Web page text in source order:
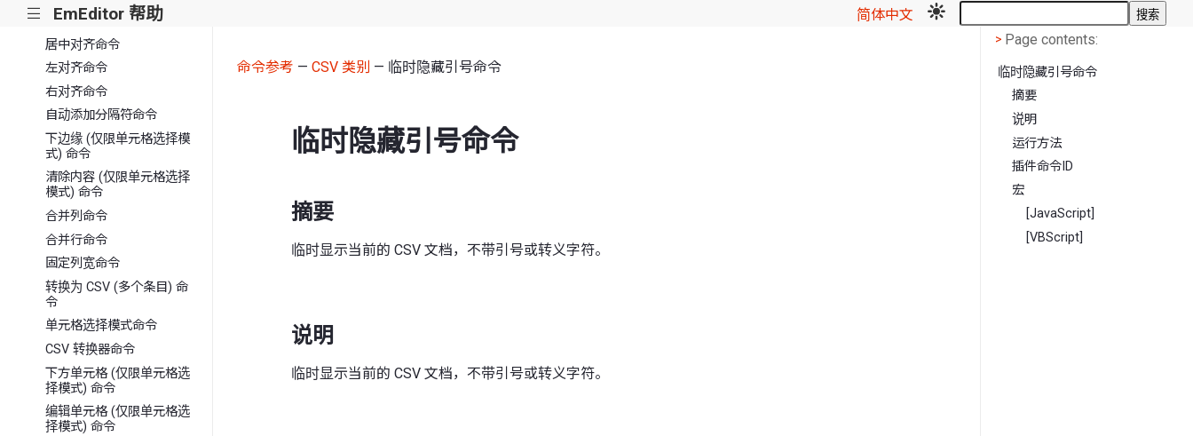
||| EmEditor 帮助 简体中文 搜索
调整分隔符位置 (仅可见行)
命令
居中对齐命令
左对齐命令
右对齐命令
自动添加分隔符命令
下边缘 (仅限单元格选择模
式) 命令
清除内容 (仅限单元格选择
模式) 命令
合并列命令
合并行命令
固定列宽命令
转换为 CSV (多个条目) 命
令
单元格选择模式命令
CSV 转换器命令
下方单元格 (仅限单元格选
择模式) 命令
编辑单元格 (仅限单元格选
择模式) 命令
命令参考 — CSV 类别 — 临时隐藏引号命令
临时隐藏引号命令
摘要
临时显示当前的 CSV 文档，不带引号或转义字符。
说明
临时显示当前的 CSV 文档，不带引号或转义字符。
< Page contents
> Page contents:
临时隐藏引号命令
摘要
说明
运行方法
插件命令ID
宏
[JavaScript]
[VBScript]